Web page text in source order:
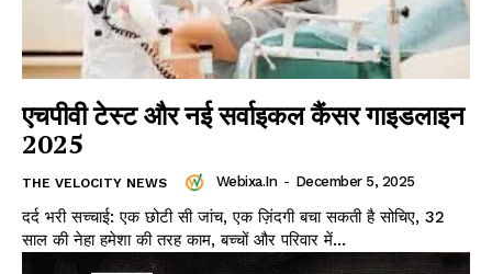
एचपीवी टेस्ट और नई सर्वाइकल कैंसर गाइडलाइन
2025
THE VELOCITY NEWS Webixa.in - December 5, 2025
दर्द भरी सच्चाई: एक छोटी सी जांच, एक ज़िंदगी बचा सकती है सोचिए, 32
साल की नेहा हमेशा की तरह काम, बच्चों और परिवार में...